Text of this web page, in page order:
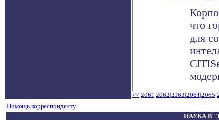
что
для
<< 2061|2062|2063|2064|2065|
Помощь корреспонденту
НАУКА В